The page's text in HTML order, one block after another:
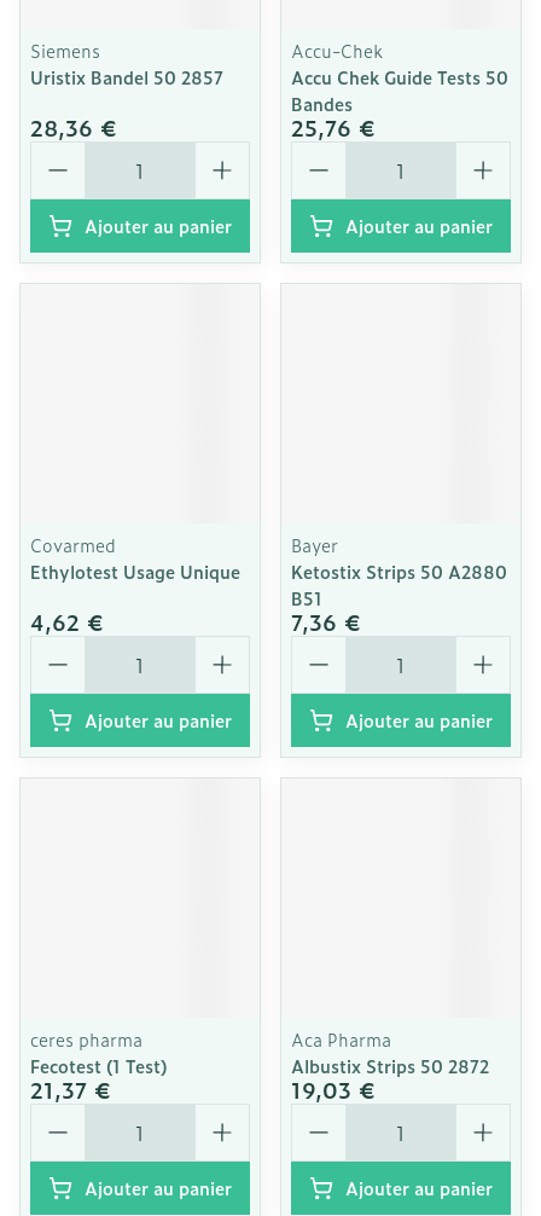
Siemens
Uristix Bandel 50 2857
28,36 €
Quantité
Ajouter au panier
Accu-Chek
Accu Chek Guide Tests 50
Bandes
25,76 €
Quantité
Ajouter au panier
Covarmed
Ethylotest Usage Unique
4,62 €
Quantité
Ajouter au panier
Bayer
Ketostix Strips 50 A2880
B51
7,36 €
Quantité
Ajouter au panier
ceres pharma
Fecotest (1 Test)
21,37 €
Quantité
Ajouter au panier
Aca Pharma
Albustix Strips 50 2872
19,03 €
Quantité
Ajouter au panier